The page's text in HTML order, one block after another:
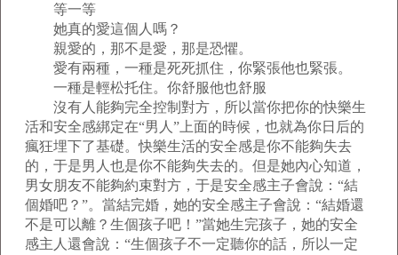
等一等
她真的愛這個人嗎？
親愛的，那不是愛，那是恐懼。
愛有兩種，一種是死死抓住，你緊張他也緊張。
一種是輕松托住。你舒服他也舒服
沒有人能夠完全控制對方，所以當你把你的快樂生
活和安全感綁定在“男人”上面的時候，也就為你日后的
瘋狂埋下了基礎。快樂生活的安全感是你不能夠失去
的，于是男人也是你不能夠失去的。但是她內心知道，
男女朋友不能夠約束對方，于是安全感主子會說：“結
個婚吧？”。當結完婚，她的安全感主子會說：“結婚還
不是可以離？生個孩子吧！”當她生完孩子，她的安全
感主人還會說：“生個孩子不一定聽你的話，所以一定